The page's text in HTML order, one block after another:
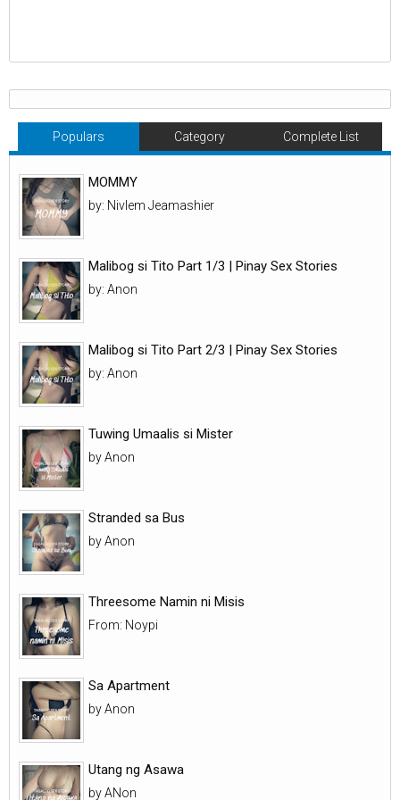
Populars Category Complete List
MOMMY
by: Nivlem Jeamashier
Malibog si Tito Part 1/3 | Pinay Sex Stories
by: Anon
Malibog si Tito Part 2/3 | Pinay Sex Stories
by: Anon
Tuwing Umaalis si Mister
by Anon
Stranded sa Bus
by Anon
Threesome Namin ni Misis
From: Noypi
Sa Apartment
by Anon
Utang ng Asawa
by ANon